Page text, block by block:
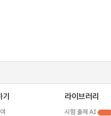
라이브러리
시험 출제 AI